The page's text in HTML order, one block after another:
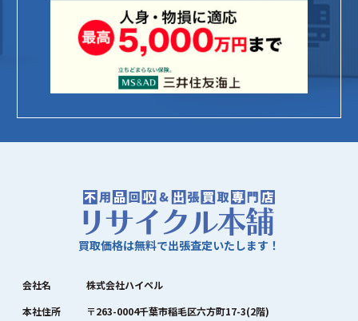
買取価格は無料で出張査定いたします！
会社名
株式会社ハイペル
本社住所
〒263-0004千葉市稲毛区六方町17-3(2階)